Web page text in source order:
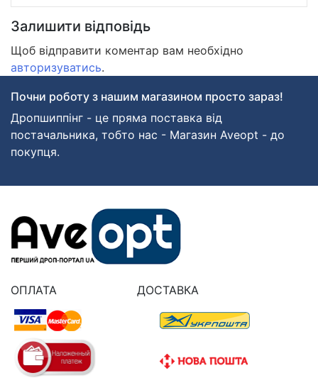
Залишити відповідь
Щоб відправити коментар вам необхідно
авторизуватись.
Почни роботу з нашим магазином просто зараз!
Дропшиппінг - це пряма поставка від
постачальника, тобто нас - Магазин Aveopt - до
покупця.
ОПЛАТА ДОСТАВКА